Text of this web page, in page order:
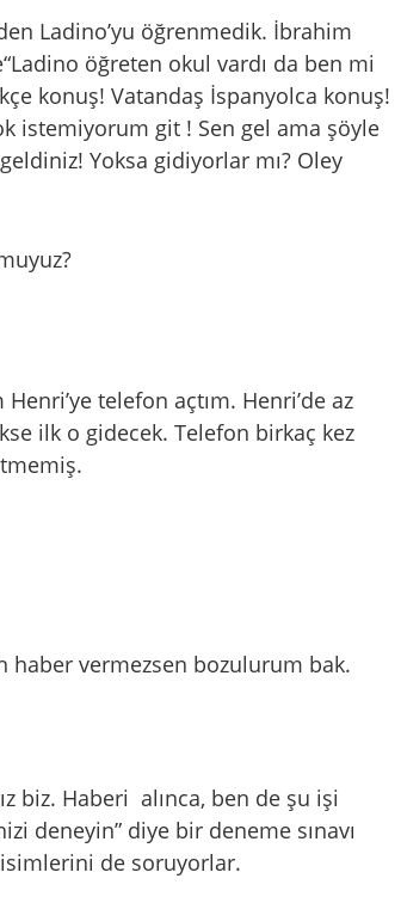
Ladino’yu öğrenmedik. İbrahim
öğreten okul vardı da ben mi
konuş! Vatandaş İspanyolca konuş!
istemiyorum git ! Sen gel ama şöyle
Yoksa gidiyorlar mı? Oley
telefon açtım. Henri’de az
ilk o gidecek. Telefon birkaç kez
haber vermezsen bozulurum bak.
biz. Haberi alınca, ben de şu işi
deneyin” diye bir deneme sınavı
de soruyorlar.